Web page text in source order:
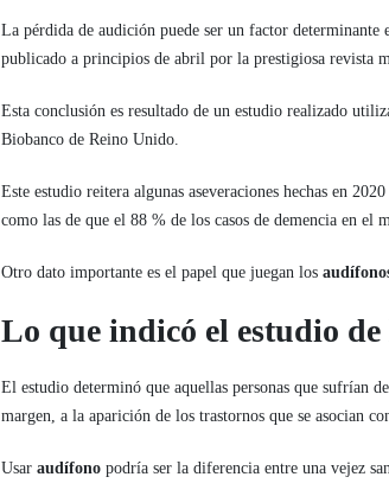
La pérdida de audición puede ser un factor
publicado a principios de abril por la prestigiosa revista
Esta conclusión es resultado de un estudio realizado
Biobanco de Reino Unido.
Este estudio reitera algunas aseveraciones hechas en
como las de que el 88 % de los casos de demencia en el
Otro dato importante es el papel que juegan los
Lo que indicó el estudio
El estudio determinó que aquellas personas que sufrían
margen, a la aparición de los trastornos que se asocian
Usar audífono podría ser la diferencia entre una vejez